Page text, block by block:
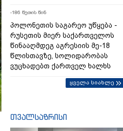
-186 წუთის წინ
პოლონეთის საგარეო უწყება -
რუსეთის მიერ საქართველოს
წინააღმდეგ აგრესიის მე-18
წლისთავზე, სოლიდარობას
ვუცხადებთ ქართველ ხალხს
ყველა სიახლე
თვალსაზრისი